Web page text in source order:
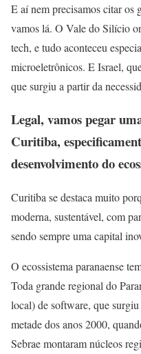
E aí nem precisamos citar os
vamos lá. O Vale do Silício
tech, e tudo aconteceu
microeletrônicos. E Israel,
que surgiu a partir da
Legal, vamos pegar
Curitiba,
desenvolvimento do
Curitiba se destaca muito
moderna, sustentável, com
sendo sempre uma capital
O ecossistema paranaense
Toda grande regional do
local) de software, que
metade dos anos 2000,
Sebrae montaram núcleos